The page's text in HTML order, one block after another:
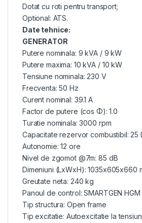
Dotat cu roti pentru transport;
Optional: ATS.
Date tehnice:
GENERATOR
Putere nominala: 9 kVA / 9 kW
Putere maxima: 10 kVA / 10 kW
Tensiune nominala: 230 V
Frecventa: 50 Hz
Curent nominal: 39.1 A
Factor de putere (cos Φ): 1.0
Turatie nominala: 3000 rpm
Capacitate rezervor combustibil: 25
Autonomie: 12 ore
Nivel de zgomot @7m: 85 dB
Dimeniuni (LxWxH): 1035x605x660
Greutate neta: 240 kg
Panoul de control: SMARTGEN HGM
Tip structura: Open frame
Tip excitatie: Autoexcitatie la